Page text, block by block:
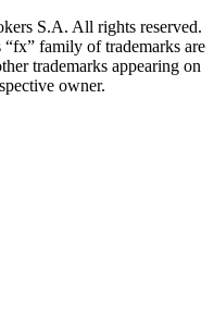
S.A. All rights reserved.
family of trademarks are
trademarks appearing on
owner.